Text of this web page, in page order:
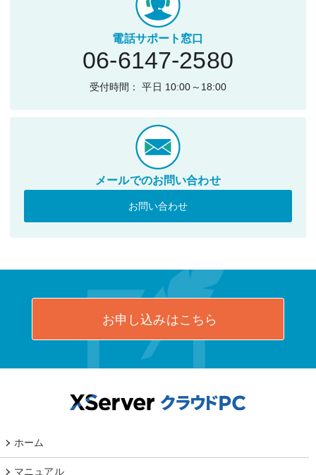
電話サポート窓口
06-6147-2580
受付時間： 平日 10:00～18:00
メールでのお問い合わせ
お問い合わせ
お申し込みはこちら
ホーム
マニュアル